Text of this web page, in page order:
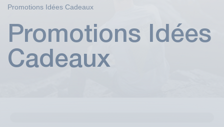
Promotions Idées Cadeaux
Promotions Idées
Cadeaux